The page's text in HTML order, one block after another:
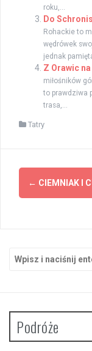
roku,...
Do
Rohackie to
wędrówek
jednak
Z Orawic
miłośników
to prawdziwa
trasa,...
Tatry
Zobacz
wpisy
← CIEMNIAK I
Podróże